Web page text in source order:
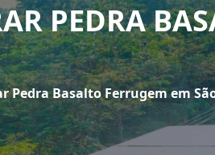
PEDRA
Pedra Basalto Ferrugem em